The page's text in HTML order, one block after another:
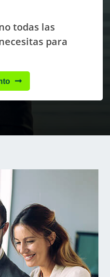
todas las
para